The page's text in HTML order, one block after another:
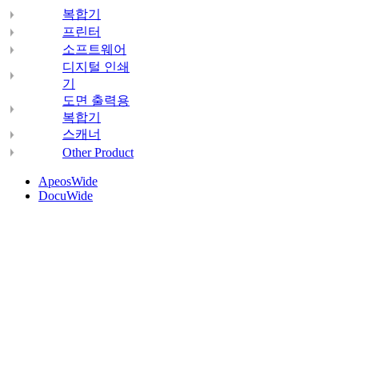
복합기
프린터
소프트웨어
디지털 인쇄
기
도면 출력용
복합기
스캐너
Other Product
ApeosWide
DocuWide